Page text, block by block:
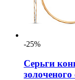
-25%
Серьги
золоченого